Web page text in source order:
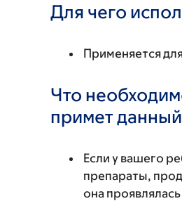
Для чего
Применяется
Что
примет
Если у вашего
препараты,
она